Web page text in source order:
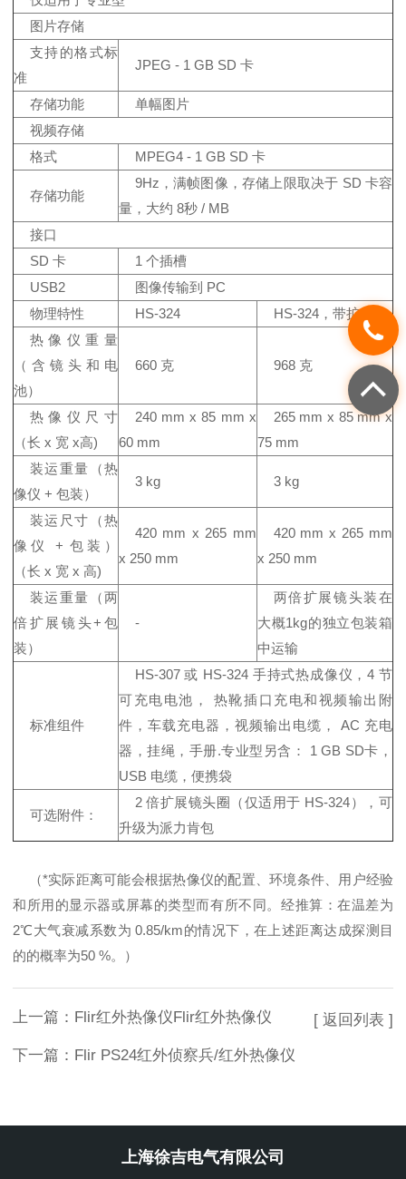
图片存储
支持的格式标
准
JPEG - 1 GB SD 卡
存储功能
单幅图片
视频存储
格式
MPEG4 - 1 GB SD 卡
存储功能
9Hz，满帧图像，存储上限取决于 SD 卡容
量，大约 8秒 / MB
接口
SD 卡
1 个插槽
USB2
图像传输到 PC
物理特性
HS-324
HS-324，带扩展镜
热像仪重量
（含镜头和电
池）
660 克 968 克
热像仪尺寸
（长 x 宽 x高)
240 mm x 85 mm x
60 mm
265 mm x 85 mm x
75 mm
装运重量（热
像仪 + 包装）
3 kg 3 kg
装运尺寸（热
像仪 + 包装）
（长 x 宽 x 高)
420 mm x 265 mm
x 250 mm
420 mm x 265 mm
x 250 mm
装运重量（两
倍扩展镜头+包
装）
-
两倍扩展镜头装在
大概1kg的独立包装箱
中运输
标准组件
HS-307 或 HS-324 手持式热成像仪，4 节
可充电电池， 热靴插口充电和视频输出附
件，车载充电器，视频输出电缆， AC 充电
器，挂绳，手册.专业型另含： 1 GB SD卡，
USB 电缆，便携袋
可选附件：
2 倍扩展镜头圈（仅适用于 HS-324），可
升级为派力肯包
（*实际距离可能会根据热像仪的配置、环境条件、用户经验
和所用的显示器或屏幕的类型而有所不同。经推算：在温差为
2℃大气衰减系数为 0.85/km的情况下，在上述距离达成探测目
的的概率为50 %。）
上一篇： Flir红外热像仪Flir红外热像仪
下一篇： Flir PS24红外侦察兵/红外热像仪
[ 返回列表 ]
上海徐吉电气有限公司